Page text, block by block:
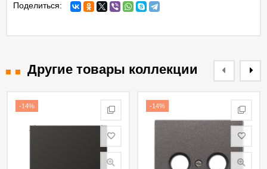
Поделиться:
Другие товары коллекции
-14% -14%